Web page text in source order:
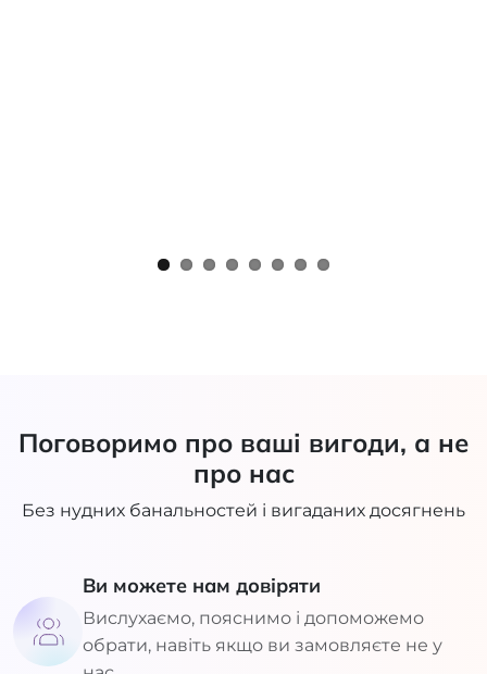
Поговоримо про ваші вигоди, а не
про нас
Без нудних банальностей і вигаданих досягнень
Ви можете нам довіряти
Вислухаємо, пояснимо і допоможемо
обрати, навіть якщо ви замовляєте не у